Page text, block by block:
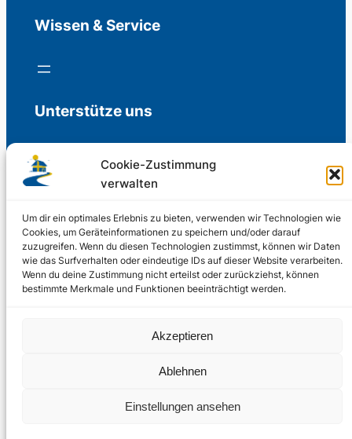
Cookie-Zustimmung
verwalten
Um dir ein optimales Erlebnis zu bieten, verwenden wir Technologien wie
Cookies, um Geräteinformationen zu speichern und/oder darauf
zuzugreifen. Wenn du diesen Technologien zustimmst, können wir Daten
wie das Surfverhalten oder eindeutige IDs auf dieser Website verarbeiten.
Wenn du deine Zustimmung nicht erteilst oder zurückziehst, können
bestimmte Merkmale und Funktionen beeinträchtigt werden.
Akzeptieren
Ablehnen
Einstellungen ansehen
Wissen & Service
Unterstütze uns
Freiwillige Spenden für die Aufrechterhaltung
Support us
© 2002 – 2026